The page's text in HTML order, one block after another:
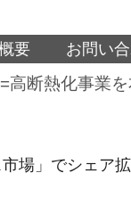
要 お問い
断熱化事業
場」でシェア